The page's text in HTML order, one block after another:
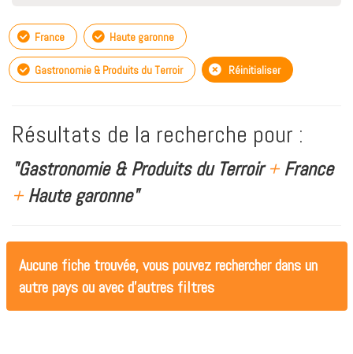
France Haute garonne
Gastronomie & Produits du Terroir Réinitialiser
Résultats de la recherche pour :
"Gastronomie & Produits du Terroir+France
+Haute garonne"
Aucune fiche trouvée, vous pouvez rechercher dans un
autre pays ou avec d'autres filtres